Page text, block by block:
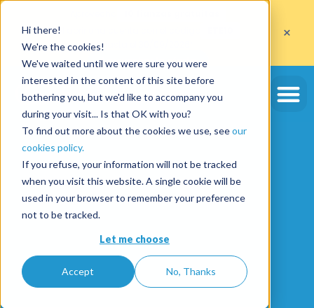
Hi there!
We're the cookies!
We've waited until we were sure you were
interested in the content of this site before
bothering you, but we'd like to accompany you
during your visit... Is that OK with you?
To find out more about the cookies we use, seeour
cookies policy.
If you refuse, your information will not be tracked
when you visit this website. A single cookie will be
used in your browser to remember your preference
not to be tracked.
Let me choose
Accept No, Thanks
al abrir una cuenta con el código
hasta el 30/09/2026*
Aprovechar la oferta
×